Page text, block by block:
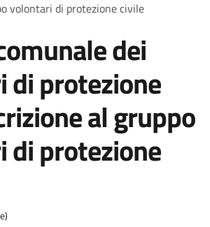
volontari di protezione civile
dei
di protezione
al gruppo
di protezione